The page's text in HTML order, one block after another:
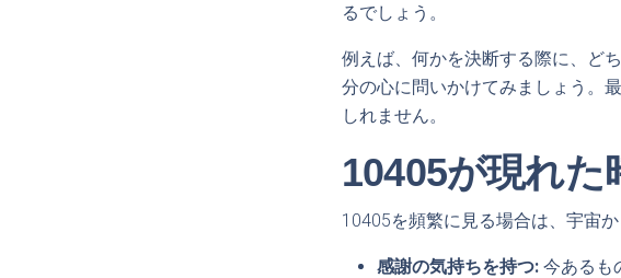
るでしょう。
例えば、何かを決断する際に、ど
分の心に問いかけてみましょう。
しれません。
10405が現れた
10405を頻繁に見る場合は、宇宙
感謝の気持ちを持つ: 今あるも